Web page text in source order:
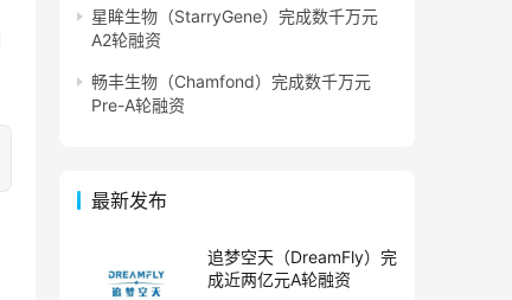
星眸生物（StarryGene）完成数千万元
A2轮融资
畅丰生物（Chamfond）完成数千万元
Pre-A轮融资
最新发布
追梦空天（DreamFly）完
成近两亿元A轮融资